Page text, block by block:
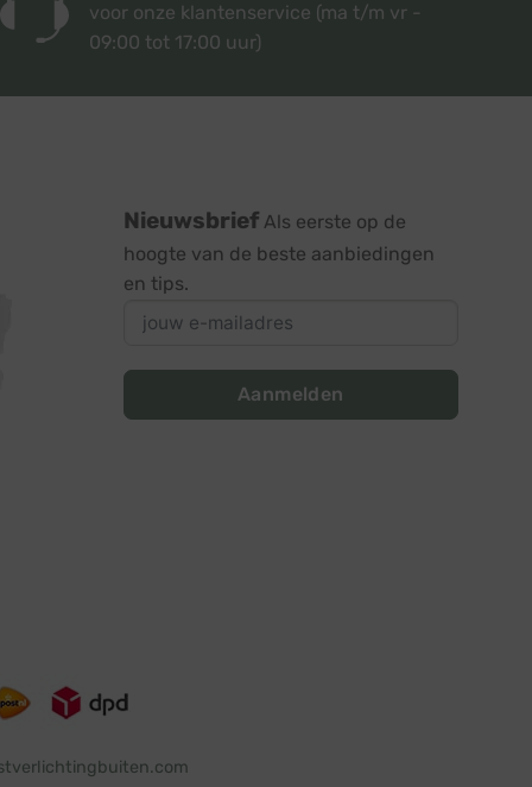
voor onze klantenservice (ma t/m vr -
09:00 tot 17:00 uur)
Nieuwsbrief Als eerste op de
hoogte van de beste aanbiedingen
en tips.
Aanmelden